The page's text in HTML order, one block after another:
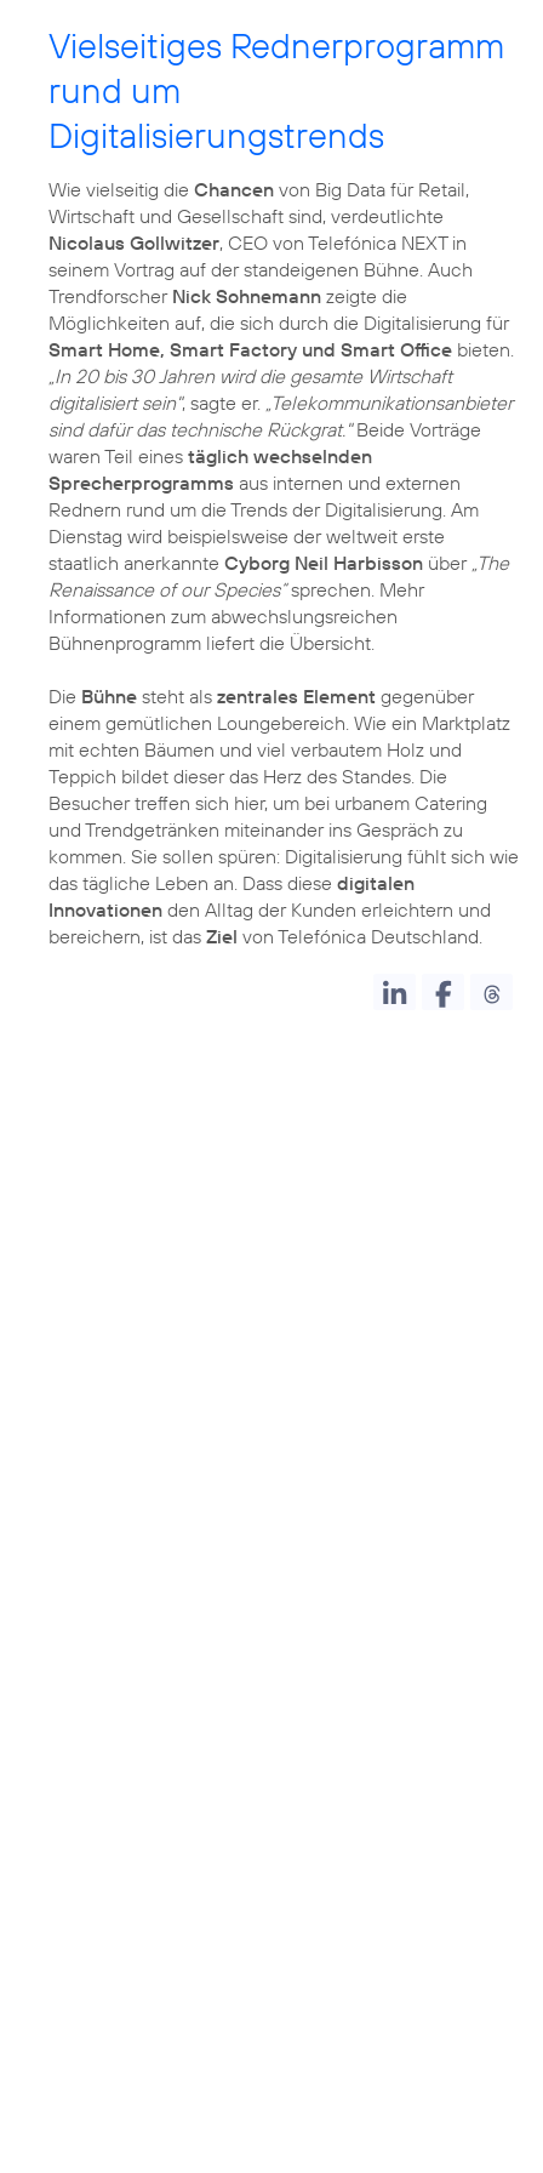
Vielseitiges Rednerprogramm
rund um
Digitalisierungstrends
Wie vielseitig die Chancen von Big Data für Retail,
Wirtschaft und Gesellschaft sind, verdeutlichte
Nicolaus Gollwitzer, CEO von Telefónica NEXT in
seinem Vortrag auf der standeigenen Bühne. Auch
Trendforscher Nick Sohnemann zeigte die
Möglichkeiten auf, die sich durch die Digitalisierung für
Smart Home, Smart Factory und Smart Office bieten.
„In 20 bis 30 Jahren wird die gesamte Wirtschaft
digitalisiert sein", sagte er. „Telekommunikationsanbieter
sind dafür das technische Rückgrat."Beide Vorträge
waren Teil eines täglich wechselnden
Sprecherprogramms aus internen und externen
Rednern rund um die Trends der Digitalisierung. Am
Dienstag wird beispielsweise der weltweit erste
staatlich anerkannte Cyborg Neil Harbisson über „The
Renaissance of our Species“sprechen. Mehr
Informationen zum abwechslungsreichen
Bühnenprogramm liefert die Übersicht.
Die Bühne steht als zentrales Element gegenüber
einem gemütlichen Loungebereich. Wie ein Marktplatz
mit echten Bäumen und viel verbautem Holz und
Teppich bildet dieser das Herz des Standes. Die
Besucher treffen sich hier, um bei urbanem Catering
und Trendgetränken miteinander ins Gespräch zu
kommen. Sie sollen spüren: Digitalisierung fühlt sich wie
das tägliche Leben an. Dass diese digitalen
Innovationen den Alltag der Kunden erleichtern und
bereichern, ist das Ziel von Telefónica Deutschland.